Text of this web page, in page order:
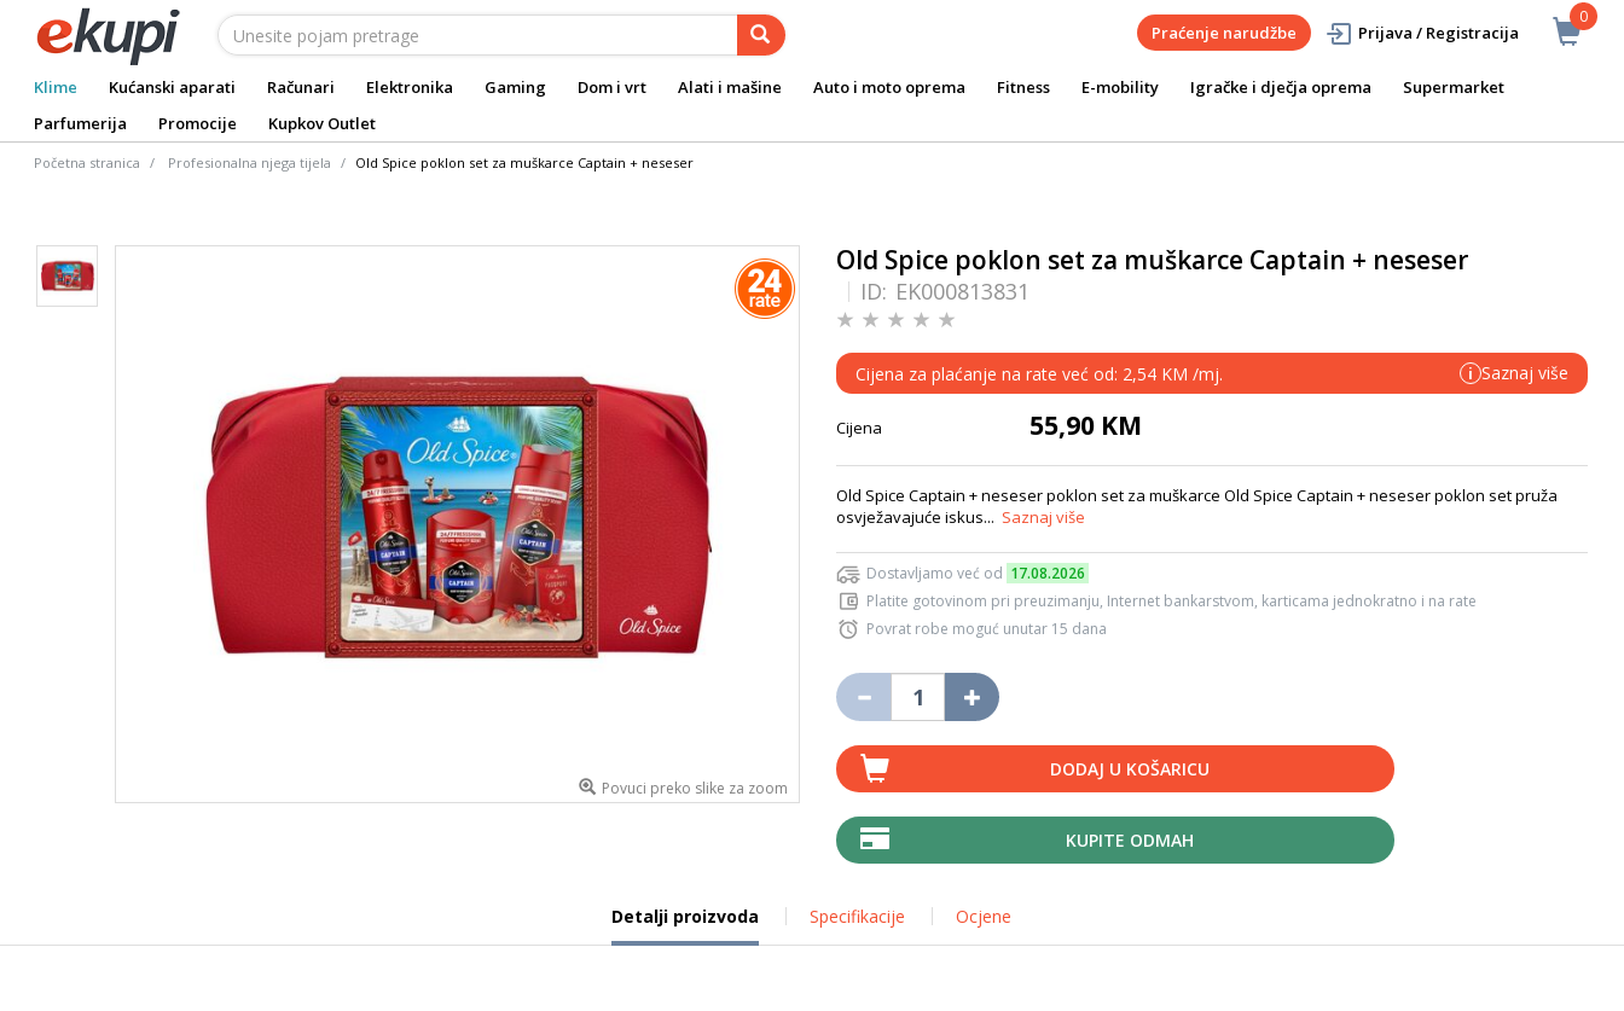
0
Praćenje narudžbe Prijava / Registracija
Klime Kućanski aparati Računari Elektronika Gaming Dom i vrt Alati i mašine Auto i moto oprema Fitness E-mobility Igračke i dječja oprema
Supermarket
Parfumerija
Promocije Kupkov Outlet
Početna stranica Profesionalna njega tijela Old Spice poklon set za muškarce Captain + neseser
Povuci preko slike za zoom
Old Spice poklon set za muškarce Captain + neseser
ID: EK000813831
Cijena za plaćanje na rate već od: 2,54 KM /mj. i Saznaj više
Cijena 55,90 KM
Old Spice Captain + neseser poklon set za muškarce Old Spice Captain + neseser poklon set pruža
osvježavajuće iskus... Saznaj više
Dostavljamo već od 17.08.2026
Platite gotovinom pri preuzimanju, Internet bankarstvom, karticama jednokratno i na rate
Povrat robe moguć unutar 15 dana
DODAJ U KOŠARICU
KUPITE ODMAH
Detalji proizvoda Specifikacije Ocjene